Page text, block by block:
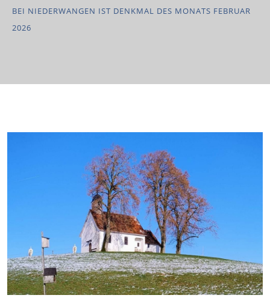
BEI NIEDERWANGEN IST DENKMAL DES MONATS FEBRUAR
2026